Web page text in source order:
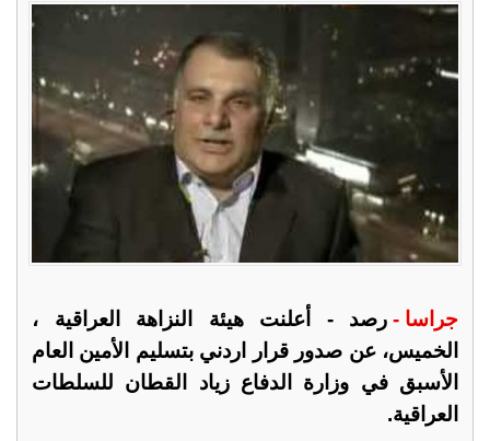
جراسا - رصد - أعلنت هيئة النزاهة العراقية ،
الخميس، عن صدور قرار اردني بتسليم الأمين العام
الأسبق في وزارة الدفاع زياد القطان للسلطات
العراقية.